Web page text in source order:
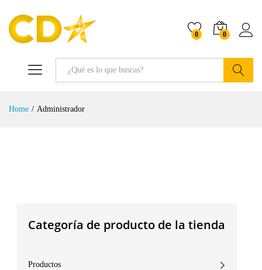
0 0
Home / Administrador
Categoría de producto de la tienda
Productos